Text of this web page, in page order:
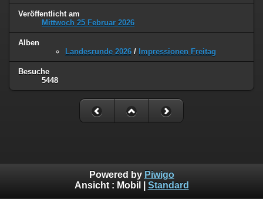
Veröffentlicht am
Mittwoch 25 Februar 2026
Alben
Landesrunde 2026 / Impressionen Freitag
Besuche
5448
Powered by Piwigo
Ansicht : Mobil Standard